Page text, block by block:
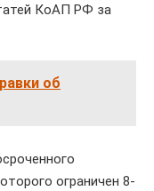
КоАП РФ за
об
ограничен 8-